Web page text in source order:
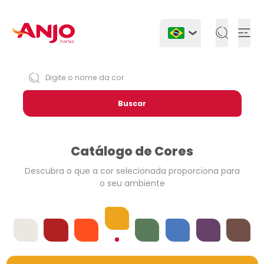
Buscar
Catálogo de Cores
Descubra o que a cor selecionada proporciona para
o seu ambiente
OffwhitesVermelhosLaranjas
Amarelos
VerdesAzuis Violetas